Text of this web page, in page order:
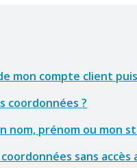
mon compte client
coordonnées ?
nom, prénom ou mon
sans accès